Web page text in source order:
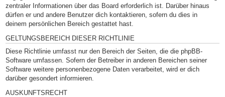
zentraler Informationen über das Board erforderlich ist. Darüber hinaus
dürfen er und andere Benutzer dich kontaktieren, sofern du dies in
deinem persönlichen Bereich gestattet hast.
GELTUNGSBEREICH DIESER RICHTLINIE
Diese Richtlinie umfasst nur den Bereich der Seiten, die die phpBB-
Software umfassen. Sofern der Betreiber in anderen Bereichen seiner
Software weitere personenbezogene Daten verarbeitet, wird er dich
darüber gesondert informieren.
AUSKUNFTSRECHT